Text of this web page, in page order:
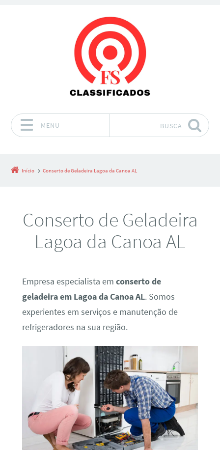
MENU BUSCA
Início Conserto de Geladeira Lagoa da Canoa AL
Conserto de Geladeira
Lagoa da Canoa AL
Empresa especialista em conserto de
geladeira em Lagoa da Canoa AL. Somos
experientes em serviços e manutenção de
refrigeradores na sua região.